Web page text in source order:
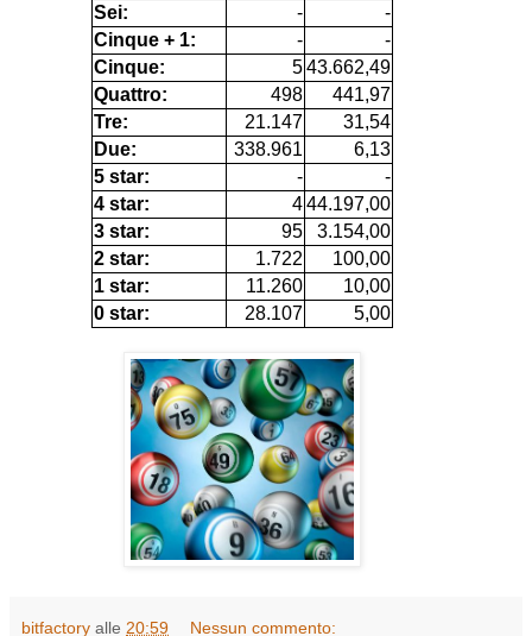
Sei:
-
-
Cinque + 1:
-
-
Cinque:
543.662,49
Quattro:
498
441,97
Tre:
21.147
31,54
Due:
338.961
6,13
5 star:
-
-
4 star:
444.197,00
3 star:
95
3.154,00
2 star:
1.722
100,00
1 star:
11.260
10,00
0 star:
28.107 5,00
bitfactory alle 20:59 Nessun commento: